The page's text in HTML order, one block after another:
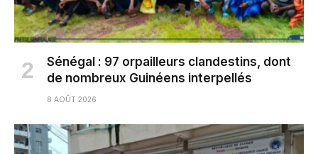
Sénégal : 97 orpailleurs clandestins, dont
de nombreux Guinéens interpellés
8 AOÛT 2026